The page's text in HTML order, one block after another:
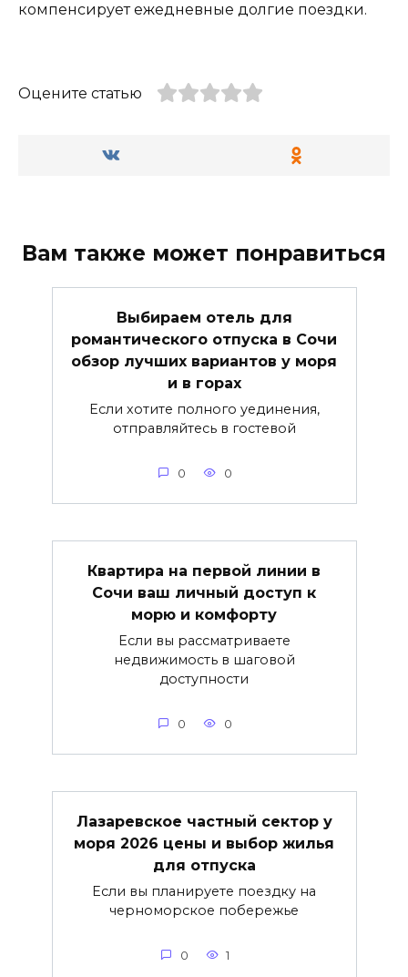
компенсирует ежедневные долгие поездки.
Оцените статью
Вам также может понравиться
Выбираем отель для
романтического отпуска в Сочи
обзор лучших вариантов у моря
и в горах
Если хотите полного уединения,
отправляйтесь в гостевой
0 0
Квартира на первой линии в
Сочи ваш личный доступ к
морю и комфорту
Если вы рассматриваете
недвижимость в шаговой
доступности
0 0
Лазаревское частный сектор у
моря 2026 цены и выбор жилья
для отпуска
Если вы планируете поездку на
черноморское побережье
0 1